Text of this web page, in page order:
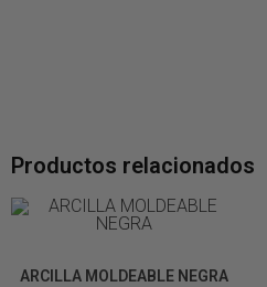
Productos relacionados
ARCILLA MOLDEABLE NEGRA